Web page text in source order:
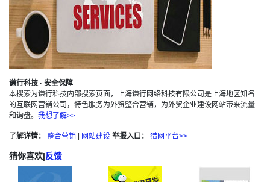
谦行科技 · 安全保障
本搜索为谦行科技内部搜索页面，上海谦行网络科技有限公司是上海地区知名
的互联网营销公司，特色服务为外贸整合营销，为外贸企业建设网站带来流量
和询盘。 我想了解>>
了解详情： 整合营销 网站建设 举报入口： 猎网平台>>
猜你喜欢|反馈